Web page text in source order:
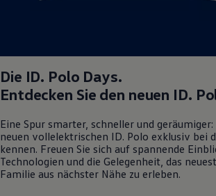
Volkswagen R
Pannen- und Unfallhilfe
Volkswagen Kundenbetreuung
Die ID. Polo Days.
Entdecken Sie den neuen ID.
Eine Spur smarter, schneller und geräumiger:
neuen vollelektrischen ID. Polo exklusiv bei
kennen. Freuen Sie sich auf spannende
Technologien und die Gelegenheit, das
Familie aus nächster Nähe zu erleben.